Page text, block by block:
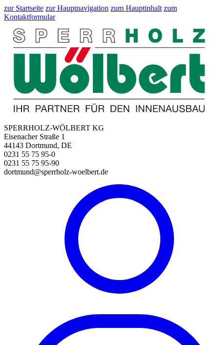
zur Startseite zur Hauptnavigation zum Hauptinhalt zum
Kontaktformular
SPERRHOLZ-WÖLBERT KG
Eisenacher Straße 1
44143 Dortmund, DE
0231 55 75 95-0
0231 55 75 95-90
dortmund@sperrholz-woelbert.de